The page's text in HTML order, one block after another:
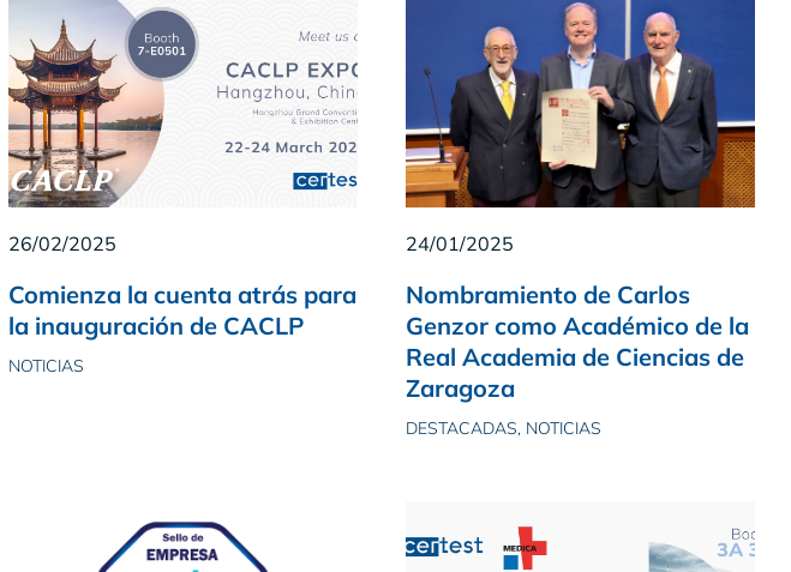
26/02/2025
Comienza la cuenta atrás para
la inauguración de CACLP
NOTICIAS
24/01/2025
Nombramiento de Carlos
Genzor como Académico de la
Real Academia de Ciencias de
Zaragoza
DESTACADAS, NOTICIAS